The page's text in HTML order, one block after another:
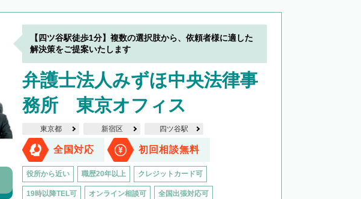
【四ツ谷駅徒歩1分】複数の選択肢から、依頼者様に適した
解決策をご提案いたします
弁護士法人みずほ中央法律事
務所 東京オフィス
東京都 新宿区 四ツ谷駅
全国対応 初回相談無料
役所から近い 職歴20年以上 クレジットカード可
19時以降TEL可 オンライン相談可 全国出張対応可